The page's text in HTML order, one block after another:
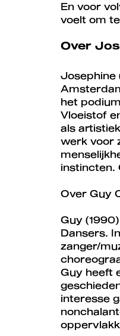
En voor
voelt om
Over
Josephine
het
Vloeistof
als
werk voor
instincten.
Over Guy
Guy
Dansers.
zanger/
Guy heeft
interesse